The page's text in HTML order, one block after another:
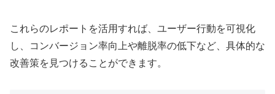
これらのレポートを活用すれば、ユーザー行動を可視化
し、コンバージョン率向上や離脱率の低下など、具体的な
改善策を見つけることができます。